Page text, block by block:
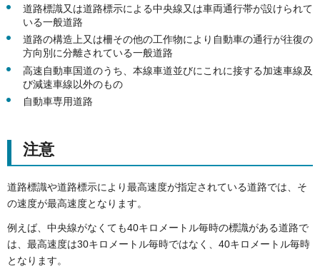
道路標識又は道路標示による中央線又は車両通行帯が設けられて
いる一般道路
道路の構造上又は柵その他の工作物により自動車の通行が往復の
方向別に分離されている一般道路
高速自動車国道のうち、本線車道並びにこれに接する加速車線及
び減速車線以外のもの
自動車専用道路
注意
道路標識や道路標示により最高速度が指定されている道路では、そ
の速度が最高速度となります。
例えば、中央線がなくても40キロメートル毎時の標識がある道路で
は、最高速度は30キロメートル毎時ではなく、40キロメートル毎時
となります。